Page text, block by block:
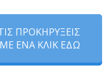
ΠΡΟΚΗΡΥΞΕΙΣ
ΕΝΑ ΚΛΙΚ ΕΔΩ